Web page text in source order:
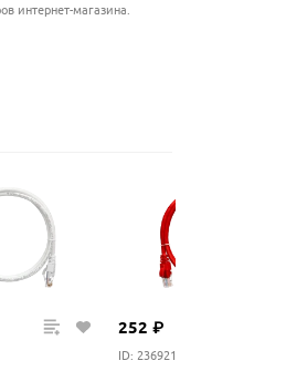
интернет-магазина.
252 ₽
ID: 236921